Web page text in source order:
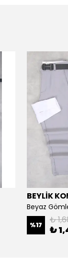
BEYLİK
%17 ₺
₺